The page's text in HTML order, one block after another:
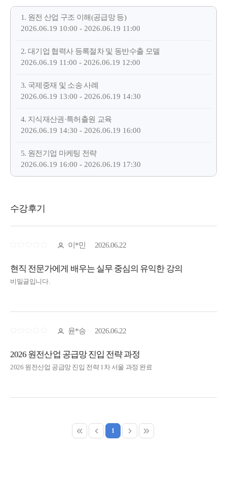
1. 원전 산업 구조 이해(공급망 등)
2026.06.19 10:00 - 2026.06.19 11:00
2. 대기업 협력사 등록절차 및 동반수출 모델
2026.06.19 11:00 - 2026.06.19 12:00
3. 국제중재 및 소송 사례
2026.06.19 13:00 - 2026.06.19 14:30
4. 지식재산권·특허출원 교육
2026.06.19 14:30 - 2026.06.19 16:00
5. 원전기업 마케팅 전략
2026.06.19 16:00 - 2026.06.19 17:30